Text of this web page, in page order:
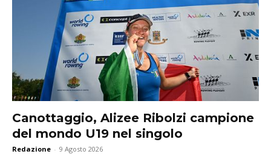
Canottaggio, Alizee Ribolzi campione
del mondo U19 nel singolo
Redazione - 9 Agosto 2026